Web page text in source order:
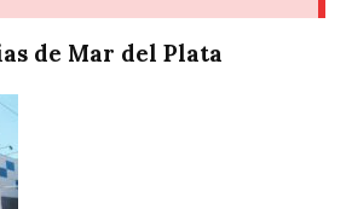
de Mar del Plata